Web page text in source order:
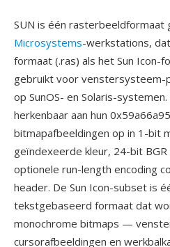
SUN is één rasterbeeldformaat
Microsystems-werkstations,
formaat (.ras) als het Sun Icon-
gebruikt voor venstersysteem-
op SunOS- en Solaris-
herkenbaar aan hun
bitmapafbeeldingen op in 1-bit
geïndexeerde kleur, 24-bit
optionele run-length encoding
header. De Sun Icon-subset is
tekstgebaseerd formaat dat
monochrome bitmaps —
cursorafbeeldingen en